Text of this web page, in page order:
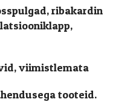
ribakardin
viimistlemata
tooteid.